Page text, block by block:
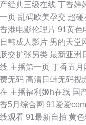
吃瓜熟女 色色五月婷婷天
说 日韩视频一区 91超在
色av 亚洲黄色小说网 精品
页 日韩专区一二 91福利导
韩一级免费视频 国产精品
产经典三级在线 丁香婷
一页 乱码欧美孕交 超碰
香港电影伦理片 91黄色
日韩成人影片 男的天堂
肠交扩张另类 最新亚洲
线 主播第一页 丁香五月
费无码 高清日韩无码视
在 主播福利姬h在线 国
香5月综合网 91爱爱com
线观看 91最新自拍 黄